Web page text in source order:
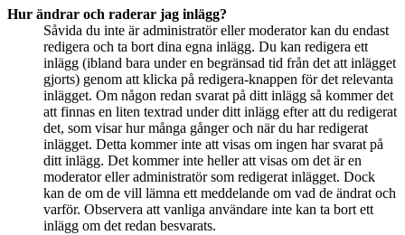
Hur ändrar och raderar jag inlägg?
Såvida du inte är administratör eller moderator kan du endast
redigera och ta bort dina egna inlägg. Du kan redigera ett
inlägg (ibland bara under en begränsad tid från det att inlägget
gjorts) genom att klicka på redigera-knappen för det relevanta
inlägget. Om någon redan svarat på ditt inlägg så kommer det
att finnas en liten textrad under ditt inlägg efter att du redigerat
det, som visar hur många gånger och när du har redigerat
inlägget. Detta kommer inte att visas om ingen har svarat på
ditt inlägg. Det kommer inte heller att visas om det är en
moderator eller administratör som redigerat inlägget. Dock
kan de om de vill lämna ett meddelande om vad de ändrat och
varför. Observera att vanliga användare inte kan ta bort ett
inlägg om det redan besvarats.